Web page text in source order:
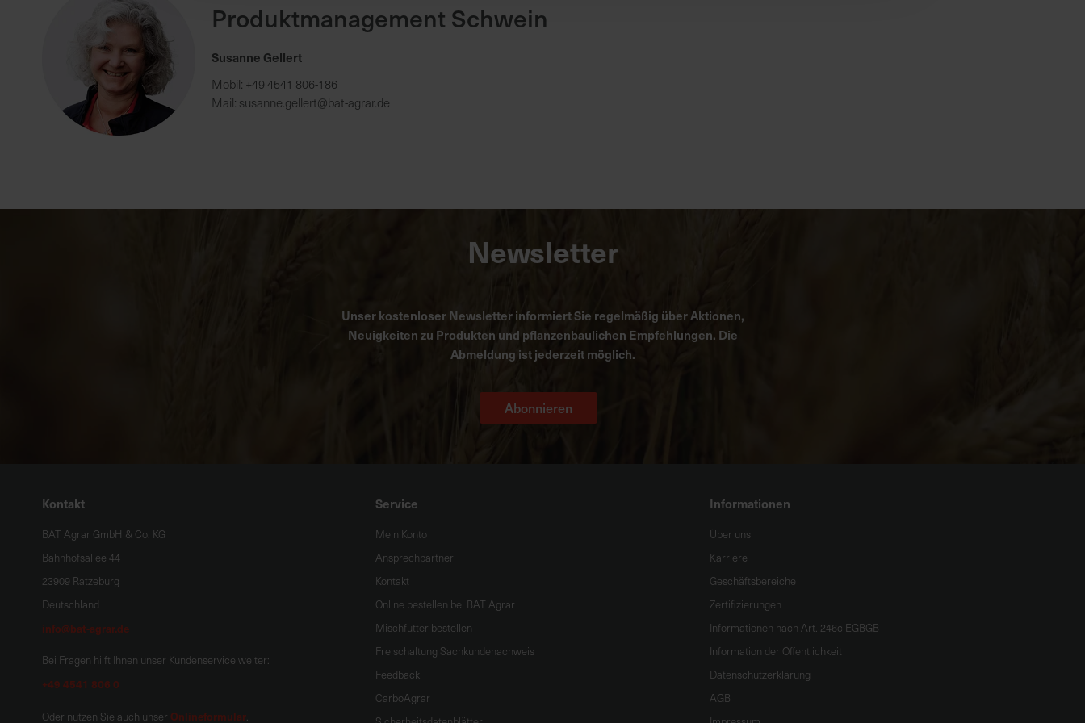
Produktmanagement Schwein
Susanne Gellert
Mobil: +49 4541 806-186
Mail: susanne.gellert@bat-agrar.de
Newsletter
Unser kostenloser Newsletter informiert Sie regelmäßig über Aktionen,
Neuigkeiten zu Produkten und pflanzenbaulichen Empfehlungen. Die
Abmeldung ist jederzeit möglich.
Abonnieren
Kontakt
BAT Agrar GmbH & Co. KG
Bahnhofsallee 44
23909 Ratzeburg
Deutschland
info@bat-agrar.de
Bei Fragen hilft Ihnen unser Kundenservice weiter:
+49 4541 806 0
Oder nutzen Sie auch unser Onlineformular.
Service
Mein Konto
Ansprechpartner
Kontakt
Online bestellen bei BAT Agrar
Mischfutter bestellen
Freischaltung Sachkundenachweis
Feedback
CarboAgrar
Informationen
Über uns
Karriere
Geschäftsbereiche
Zertifizierungen
Informationen nach Art. 246c EGBGB
Information der Öffentlichkeit
Datenschutzerklärung
AGB